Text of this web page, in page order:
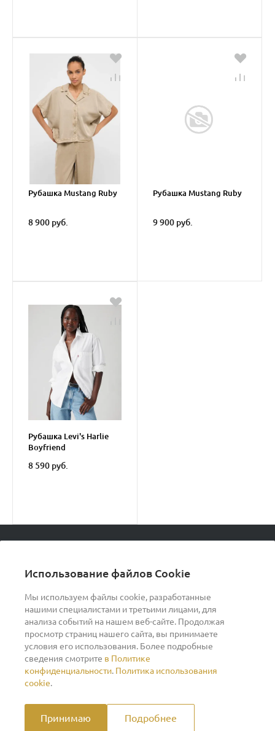
Использование файлов Cookie
Мы используем файлы cookie, разработанные
нашими специалистами и третьими лицами, для
анализа событий на нашем веб-сайте. Продолжая
просмотр страниц нашего сайта, вы принимаете
условия его использования. Более подробные
сведения смотрите в Политике
конфиденциальности. Политика использования
cookie.
Принимаю Подробнее
Рубашка Mustang Ruby
8 900 руб.
Рубашка Mustang Ruby
9 900 руб.
Рубашка Levi's Harlie
Boyfriend
8 590 руб.
О компании
Помощь
Индивидуальный предприниматель Ильин Дмитрий
370260278346